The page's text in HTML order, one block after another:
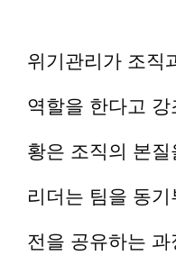
위기관리가 조직
역할을 한다고
황은 조직의 본
리더는 팀을 동
전을 공유하는